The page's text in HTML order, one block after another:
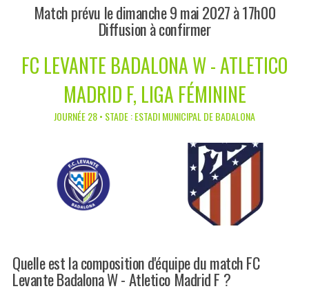
Match prévu le dimanche 9 mai 2027 à 17h00
Diffusion à confirmer
FC LEVANTE BADALONA W - ATLETICO
MADRID F, LIGA FÉMININE
JOURNÉE 28 • STADE : ESTADI MUNICIPAL DE BADALONA
Quelle est la composition d'équipe du match FC
Levante Badalona W - Atletico Madrid F ?